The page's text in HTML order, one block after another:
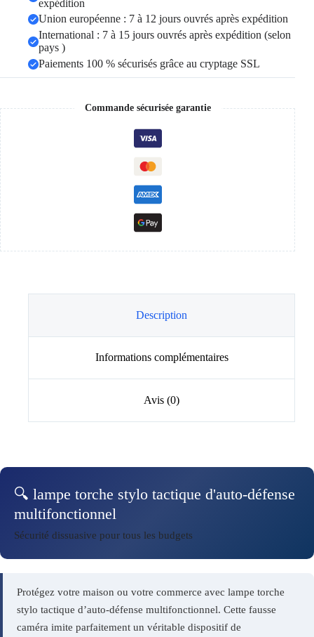
expédition
Union européenne : 7 à 12 jours ouvrés après expédition
International : 7 à 15 jours ouvrés après expédition (selon
pays )
Paiements 100 % sécurisés grâce au cryptage SSL
Commande sécurisée garantie
Description
Informations complémentaires
Avis (0)
🔍 lampe torche stylo tactique d'auto-défense
multifonctionnel
Sécurité dissuasive pour tous les budgets
Protégez votre maison ou votre commerce avec lampe torche
stylo tactique d’auto-défense multifonctionnel. Cette fausse
caméra imite parfaitement un véritable dispositif de